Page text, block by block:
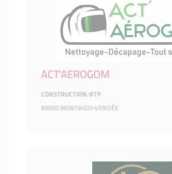
ACT'AEROGOM
CONSTRUCTION-BTP
85600 MONTAIGU-VENDÉE